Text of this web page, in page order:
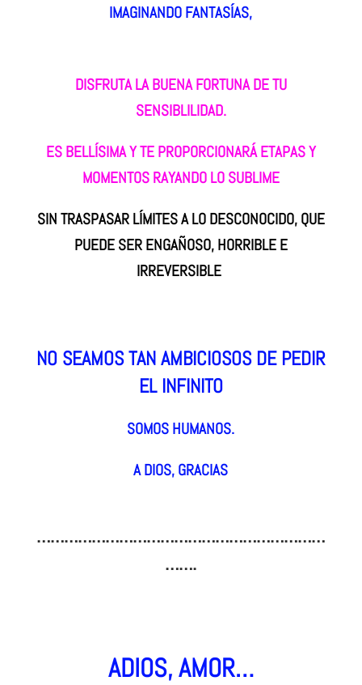
IMAGINANDO FANTASÍAS,
DISFRUTA LA BUENA FORTUNA DE TU
SENSIBLILIDAD.
ES BELLÍSIMA Y TE PROPORCIONARÁ ETAPAS Y
MOMENTOS RAYANDO LO SUBLIME
SIN TRASPASAR LÍMITES A LO DESCONOCIDO, QUE
PUEDE SER ENGAÑOSO, HORRIBLE E
IRREVERSIBLE
NO SEAMOS TAN AMBICIOSOS DE PEDIR
EL INFINITO
SOMOS HUMANOS.
A DIOS, GRACIAS
………………………………………………………
…….
ADIOS, AMOR…